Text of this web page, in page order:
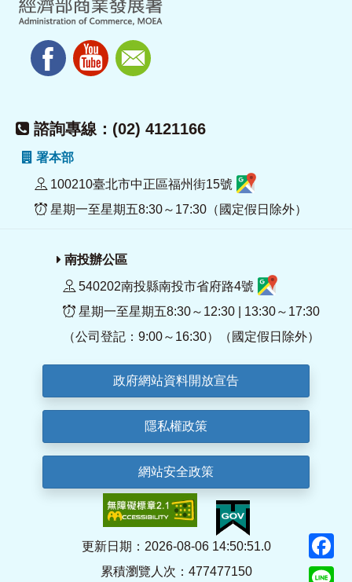
諮詢專線：(02) 4121166
署本部
100210臺北市中正區福州街15號
星期一至星期五8:30～17:30（國定假日除外）
南投辦公區
540202南投縣南投市省府路4號
星期一至星期五8:30～12:30 | 13:30～17:30
（公司登記：9:00～16:30）（國定假日除外）
政府網站資料開放宣告
隱私權政策
網站安全政策
更新日期：2026-08-06 14:50:51.0
累積瀏覽人次：477477150